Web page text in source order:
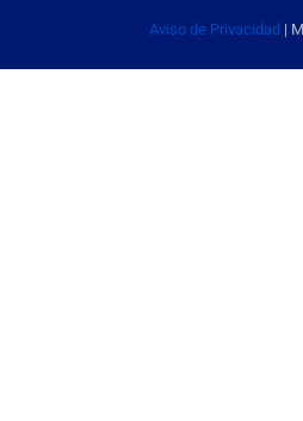
Aviso de Privacidad|